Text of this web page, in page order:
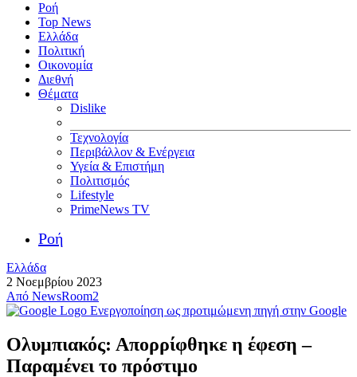
Ροή
Top News
Ελλάδα
Πολιτική
Οικονομία
Διεθνή
Θέματα
Dislike
Τεχνολογία
Περιβάλλον & Ενέργεια
Υγεία & Επιστήμη
Πολιτισμός
Lifestyle
PrimeNews TV
Ροή
Ελλάδα
2 Νοεμβρίου 2023
Από NewsRoom2
Ενεργοποίηση ως προτιμώμενη πηγή στην Google
Ολυμπιακός: Απορρίφθηκε η έφεση –
Παραμένει το πρόστιμο